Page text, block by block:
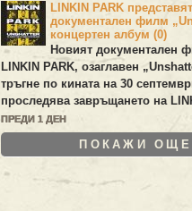
LINKIN PARK представят
документален филм
концертен албум (0)
Новият документален
LINKIN PARK, озаглавен
тръгне по кината на 30
проследява завръщането на
ПРЕДИ 1 ДЕН
ПОКАЖИ ОЩЕ